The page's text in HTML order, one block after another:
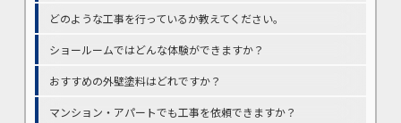
どのような工事を行っているか教えてください。
ショールームではどんな体験ができますか？
おすすめの外壁塗料はどれですか？
マンション・アパートでも工事を依頼できますか？